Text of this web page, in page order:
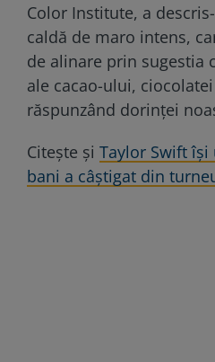
Color Institute, a
caldă de maro intens,
de alinare prin sugestia
ale cacao-ului,
răspunzând dorinței
Citește și Taylor Swift
bani a câștigat din